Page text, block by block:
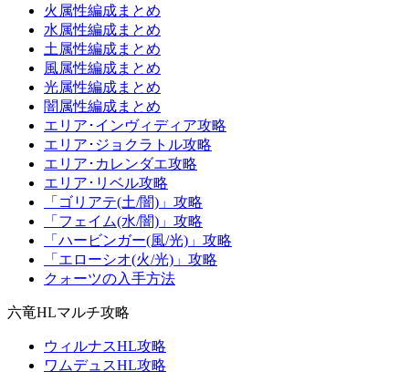
火属性編成まとめ
水属性編成まとめ
土属性編成まとめ
風属性編成まとめ
光属性編成まとめ
闇属性編成まとめ
エリア･インヴィディア攻略
エリア･ジョクラトル攻略
エリア･カレンダエ攻略
エリア･リベル攻略
「ゴリアテ(土/闇)」攻略
「フェイム(水/闇)」攻略
「ハービンガー(風/光)」攻略
「エローシオ(火/光)」攻略
クォーツの入手方法
六竜HLマルチ攻略
ウィルナスHL攻略
ワムデュスHL攻略